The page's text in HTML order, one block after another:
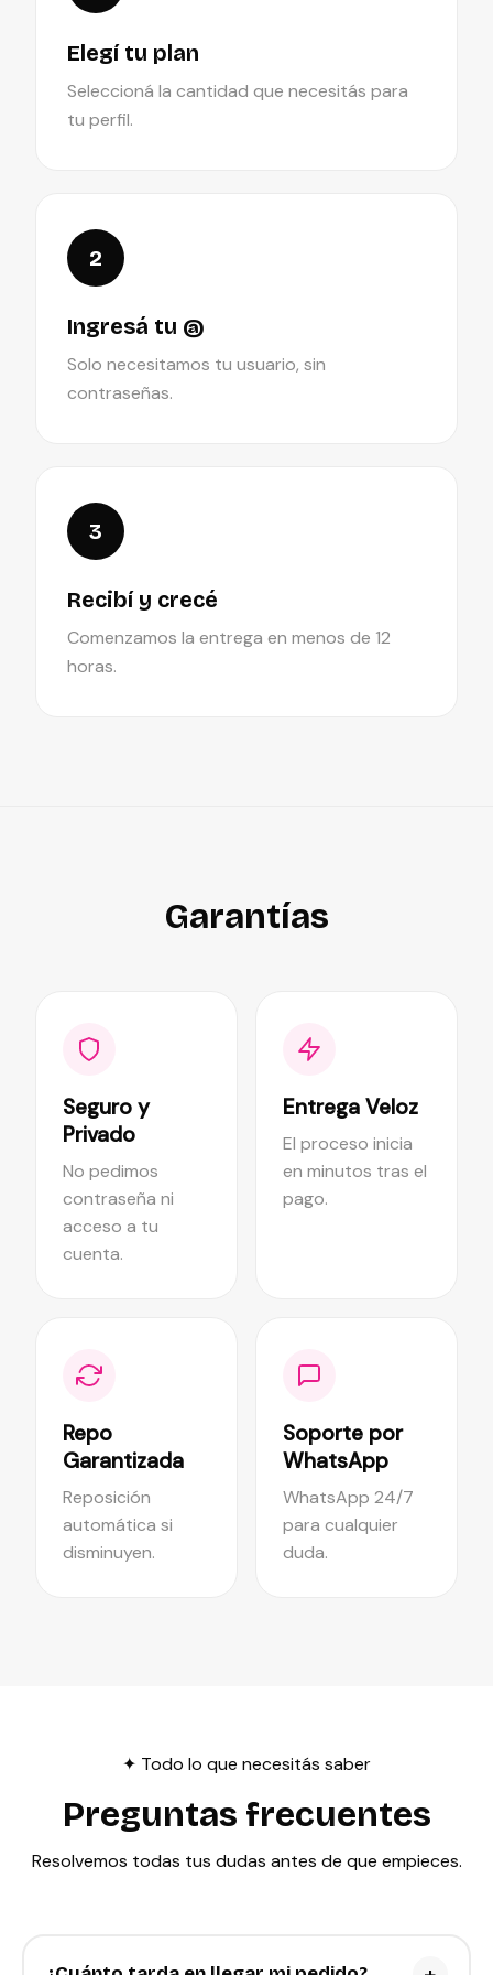
Elegí tu plan
Seleccioná la cantidad que necesitás para
tu perfil.
2
Ingresá tu @
Solo necesitamos tu usuario, sin
contraseñas.
3
Recibí y crecé
Comenzamos la entrega en menos de 12
horas.
Garantías
Seguro y
Privado
No pedimos
contraseña ni
acceso a tu
cuenta.
Entrega Veloz
El proceso inicia
en minutos tras el
pago.
Repo
Garantizada
Reposición
automática si
disminuyen.
Soporte por
WhatsApp
WhatsApp 24/7
para cualquier
duda.
✦ Todo lo que necesitás saber
Preguntas frecuentes
Resolvemos todas tus dudas antes de que empieces.